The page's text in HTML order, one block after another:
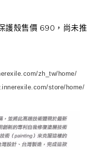
護殼售價 690，尚未推
zh_tw/home/
store/home/